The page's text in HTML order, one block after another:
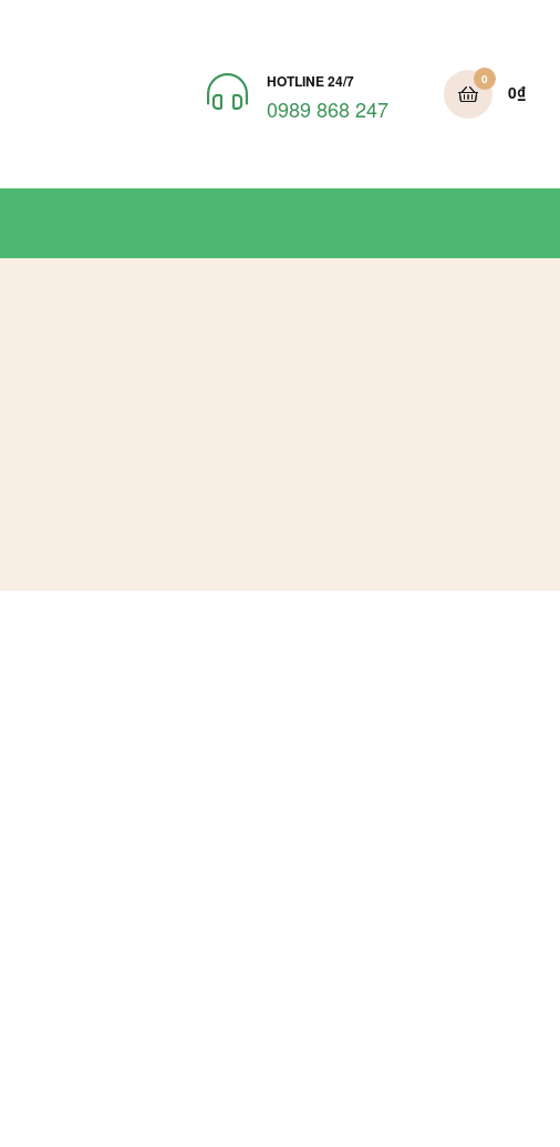
HOTLINE 24/7
0989 868 247
0
0₫